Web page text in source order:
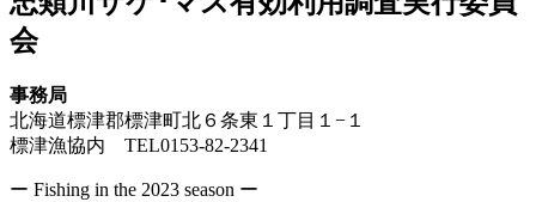
会
事務局
北海道標津郡標津町北６条東１丁目１−１
標津漁協内 TEL0153-82-2341
ー Fishing in the 2023 season ー